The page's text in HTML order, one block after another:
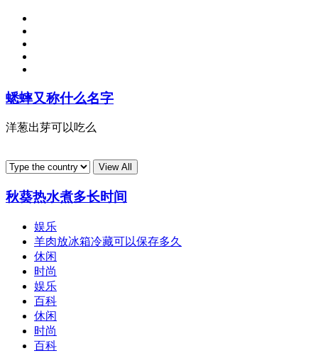
蟋蟀又称什么名字
洋葱出芽可以吃么
秋葵热水煮多长时间
娱乐
羊肉放冰箱冷藏可以保存多久
休闲
时尚
娱乐
百科
休闲
时尚
百科